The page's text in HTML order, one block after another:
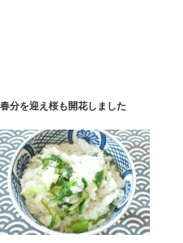
春分を迎え桜も開花しました